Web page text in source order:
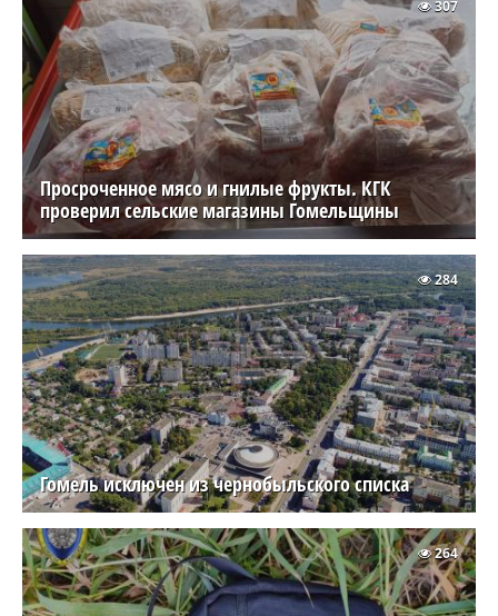
ШОУ-БИЗ, МОДА И СТИЛЬ
Смартфоны серии Huawei Pura 90s показали
на Неделе Моды в Париже. Предзаказы в
Беларуси уже стартовали